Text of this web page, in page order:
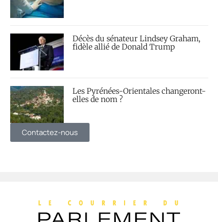
Décès du sénateur Lindsey Graham,
fidèle allié de Donald Trump
Les Pyrénées-Orientales changeront-
elles de nom ?
Contactez-nous